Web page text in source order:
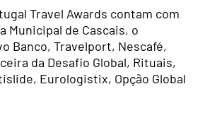
Travel Awards contam com
Municipal de Cascais, o
Banco, Travelport, Nescafé,
da Desafio Global, Rituais,
Eurologistix, Opção Global